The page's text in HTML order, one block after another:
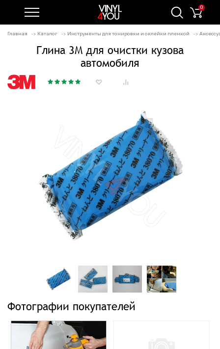
0
Главная Каталог Инструменты для тонировки и оклейки пленкой
Глина 3М для очистки кузова
автомобиля
Фотографии покупателей